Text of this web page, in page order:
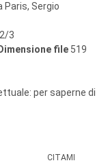
Paris, Sergio
3
Dimensione file 519
per saperne di
CITAMI